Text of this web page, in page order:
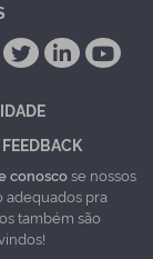
conoscose nossos
adequados pra
também são